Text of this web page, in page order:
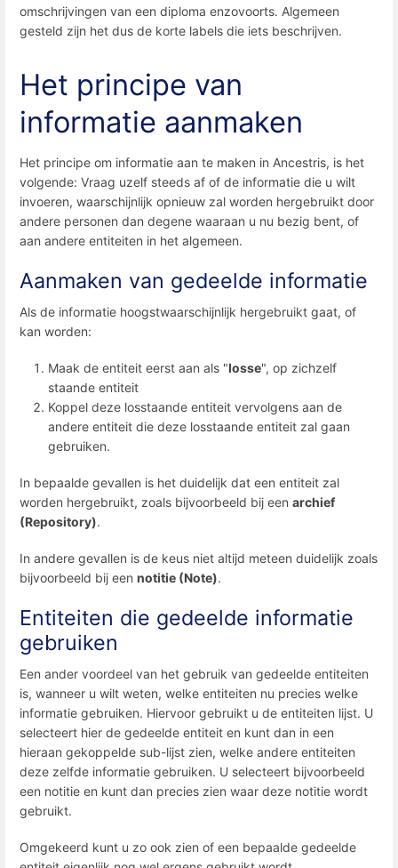
omschrijvingen van een diploma enzovoorts. Algemeen
gesteld zijn het dus de korte labels die iets beschrijven.
Het principe van
informatie aanmaken
Het principe om informatie aan te maken in Ancestris, is het
volgende: Vraag uzelf steeds af of de informatie die u wilt
invoeren, waarschijnlijk opnieuw zal worden hergebruikt door
andere personen dan degene waaraan u nu bezig bent, of
aan andere entiteiten in het algemeen.
Aanmaken van gedeelde informatie
Als de informatie hoogstwaarschijnlijk hergebruikt gaat, of
kan worden:
Maak de entiteit eerst aan als "losse", op zichzelf
staande entiteit
Koppel deze losstaande entiteit vervolgens aan de
andere entiteit die deze losstaande entiteit zal gaan
gebruiken.
In bepaalde gevallen is het duidelijk dat een entiteit zal
worden hergebruikt, zoals bijvoorbeeld bij een archief
(Repository).
In andere gevallen is de keus niet altijd meteen duidelijk zoals
bijvoorbeeld bij een notitie (Note).
Entiteiten die gedeelde informatie
gebruiken
Een ander voordeel van het gebruik van gedeelde entiteiten
is, wanneer u wilt weten, welke entiteiten nu precies welke
informatie gebruiken. Hiervoor gebruikt u de entiteiten lijst. U
selecteert hier de gedeelde entiteit en kunt dan in een
hieraan gekoppelde sub-lijst zien, welke andere entiteiten
deze zelfde informatie gebruiken. U selecteert bijvoorbeeld
een notitie en kunt dan precies zien waar deze notitie wordt
gebruikt.
Omgekeerd kunt u zo ook zien of een bepaalde gedeelde